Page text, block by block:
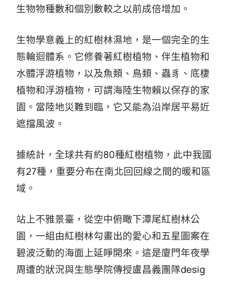
生物物種數和個別數較之以前成倍增加。
生物學意義上的紅樹林濕地，是一個完全的生
態輪迴體系。它修養著紅樹植物、伴生植物和
水體浮游植物，以及魚類、鳥類、蟲豸、底棲
植物和浮游植物，可謂海陸生物賴以保存的家
園。當陸地災難到臨，它又能為沿岸居平易近
遮擋風波。
據統計，全球共有約80種紅樹植物，此中我國
有27種，重要分布在南北回回線之間的暖和區
域。
站上不雅景臺，從空中俯瞰下潭尾紅樹林公
園，一組由紅樹林勾畫出的愛心和五星圖案在
碧波泛動的海面上延睜開來。這是廈門年夜學
周遭的狀況與生態學院傳授盧昌義團隊desig